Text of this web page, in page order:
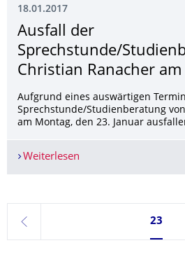
18.01.2017
Ausfall der
Sprechstunde/
Christian Ranacher am
Aufgrund eines auswärtigen
Sprechstunde/Studienberatung
am Montag, den 23. Januar
Weiterlesen
zurück
Seite
23